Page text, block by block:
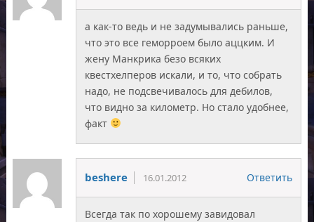
а как-то ведь и не задумывались раньше,
что это все геморроем было аццким. И
жену Манкрика безо всяких
квестхелперов искали, и то, что собрать
надо, не подсвечивалось для дебилов,
что видно за километр. Но стало удобнее,
факт
beshere 16.01.2012 Ответить
Всегда так по хорошему завидовал